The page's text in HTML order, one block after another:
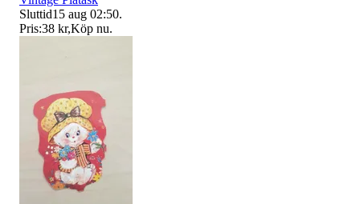
Sluttid15 aug 02:50.
Pris:38 kr,Köp nu.